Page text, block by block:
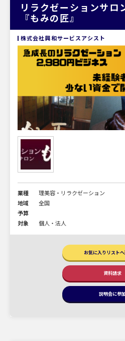
リラクゼーションサロ
『もみの匠』
株式会社興和サービスアシスト
業種
理美容・リラクゼーション
地域
全国
予算
対象
個人・法人
お気に入りリスト
資料請求
説明会に参